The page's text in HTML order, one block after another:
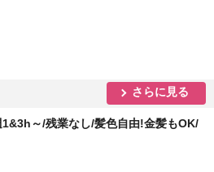
さらに見る
～/残業なし/髪色自由!金髪もOK/